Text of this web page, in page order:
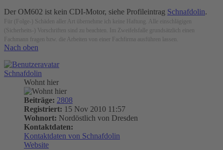
Der OM602 ist kein CDI-Motor, siehe Profileintrag Schnafdolin.
Für (Folge-) Schäden aller Art übernehme ich keine Haftung. Alle einschlägigen
(Sicherheits-) Vorschriften sind zu beachten. Im Zweifelsfalle grundsätzlich einen
Fachmann fragen bzw. die Arbeiten von einer Fachfirma ausführen lassen.
Nach oben
Schnafdolin
Wohnt hier
Beiträge: 2808
Registriert: 15 Nov 2010 11:57
Wohnort: Nordöstlich von Dresden
Kontaktdaten:
Kontaktdaten von Schnafdolin
Website